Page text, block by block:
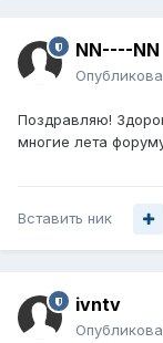
NN----NN
Поздравляю!
многие лета
Вставить ник
ivntv